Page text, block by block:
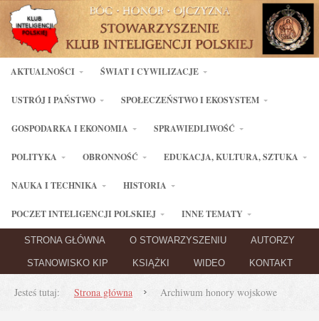
AKTUALNOŚCI ŚWIAT I CYWILIZACJE
USTRÓJ I PAŃSTWO SPOŁECZEŃSTWO I EKOSYSTEM
GOSPODARKA I EKONOMIA SPRAWIEDLIWOŚĆ
POLITYKA OBRONNOŚĆ EDUKACJA, KULTURA, SZTUKA
NAUKA I TECHNIKA HISTORIA
POCZET INTELIGENCJI POLSKIEJ INNE TEMATY
STRONA GŁÓWNA O STOWARZYSZENIU AUTORZY
STANOWISKO KIP KSIĄŻKI WIDEO KONTAKT
Jesteś tutaj: Strona główna Archiwum honory wojskowe